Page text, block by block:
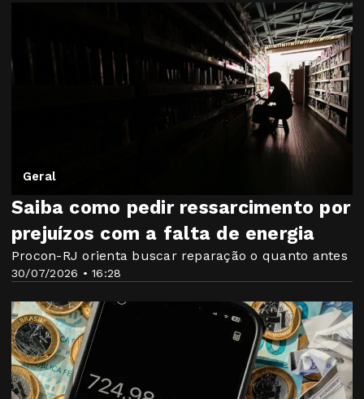
Geral
30/07/2026 • 16:28
Saiba como pedir ressarcimento por
prejuízos com a falta de energia
Procon-RJ orienta buscar reparação o quanto antes